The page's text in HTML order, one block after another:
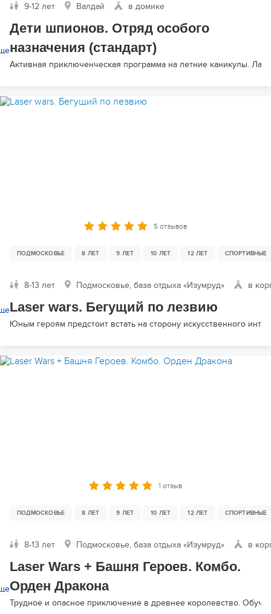
9-12 лет Валдай в домике
Дети шпионов. Отряд особого
назначения (стандарт)
Активная приключенческая программа на летние каникулы.
5 отзывов
ПОДМОСКОВЬЕ 8 ЛЕТ 9 ЛЕТ 10 ЛЕТ 12 ЛЕТ СПОРТИВНЫЕ
8-13 лет Подмосковье, база отдыха «Изумруд» в
Laser wars. Бегущий по лезвию
Юным героям предстоит встать на сторону искусственного
1 отзыв
ПОДМОСКОВЬЕ 8 ЛЕТ 9 ЛЕТ 10 ЛЕТ 12 ЛЕТ СПОРТИВНЫЕ
8-13 лет Подмосковье, база отдыха «Изумруд» в
Laser Wars + Башня Героев. Комбо.
Орден Дракона
Трудное и опасное приключение в древнее королевство.